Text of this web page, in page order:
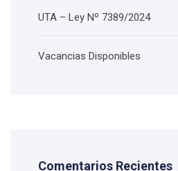
UTA – Ley Nº 7389/2024
Vacancias Disponibles
Comentarios Recientes